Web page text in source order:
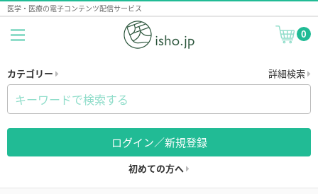
医学・医療の電子コンテンツ配信サービス
0
カテゴリー 詳細検索
ログイン／新規登録
初めての方へ